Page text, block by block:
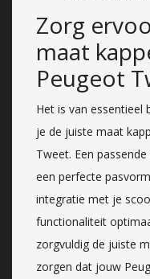
Zorg
maat
Peugeot
Het is van
je de juiste maat
Tweet. Een
een perfecte
integratie met je
functionaliteit
zorgvuldig de juiste
zorgen dat jouw